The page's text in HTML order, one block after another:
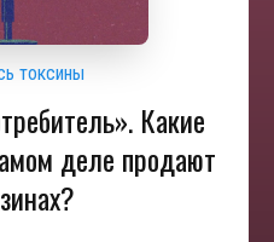
токсины
Какие
деле продают